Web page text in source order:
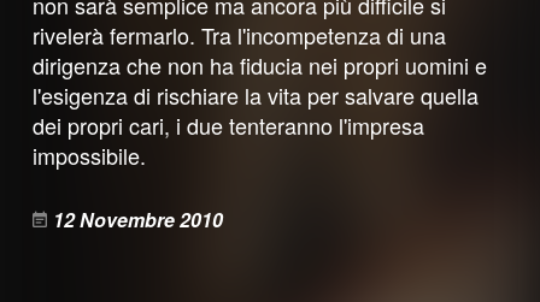
rivelerà fermarlo. Tra l'incompetenza di una
dirigenza che non ha fiducia nei propri uomini e
l'esigenza di rischiare la vita per salvare quella
dei propri cari, i due tenteranno l'impresa
impossibile.
12 Novembre 2010